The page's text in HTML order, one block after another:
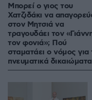
Μπορεί ο γιος του
Χατζιδάκι να
στον Μητσιά να
τραγουδάει τον
τον φονιά»; Πού
σταματάει ο νόμος για
πνευματικά δικαιώματα